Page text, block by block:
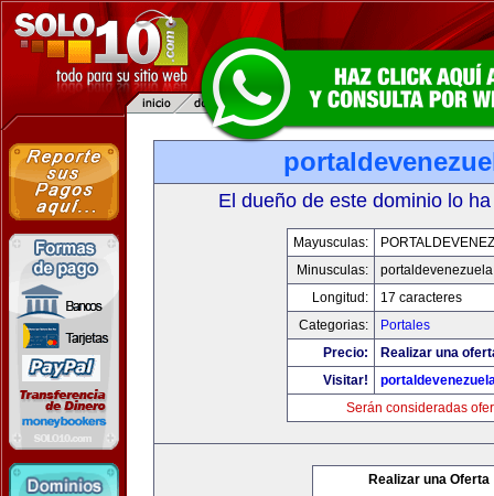
El dueño de este dominio lo
Mayusculas:
Minusculas:
Longitud:
17 caracteres
Categorias:
Portales
Precio:
Realizar una
Visitar!
Serán consideradas
Realizar una Oferta